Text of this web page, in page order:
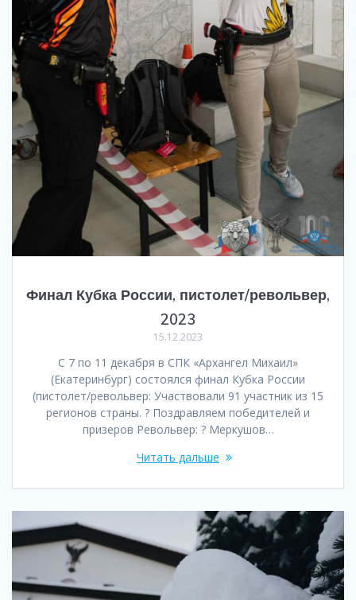
Финал Кубка России, пистолет/револьвер,
2023
15.12.2023
С 7 по 11 декабря в СПК «Архангел Михаил»
(Екатеринбург) состоялся финал Кубка России
(пистолет/револьвер: Участвовали 91 участник из 15
регионов страны. ? Поздравляем победителей и
призеров Револьвер: ? Меркушов…
Читать дальше